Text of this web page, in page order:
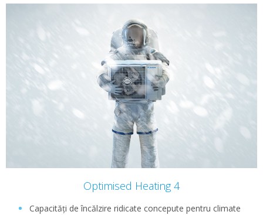
Optimised Heating 4
Capacități de încălzire ridicate concepute pentru climate